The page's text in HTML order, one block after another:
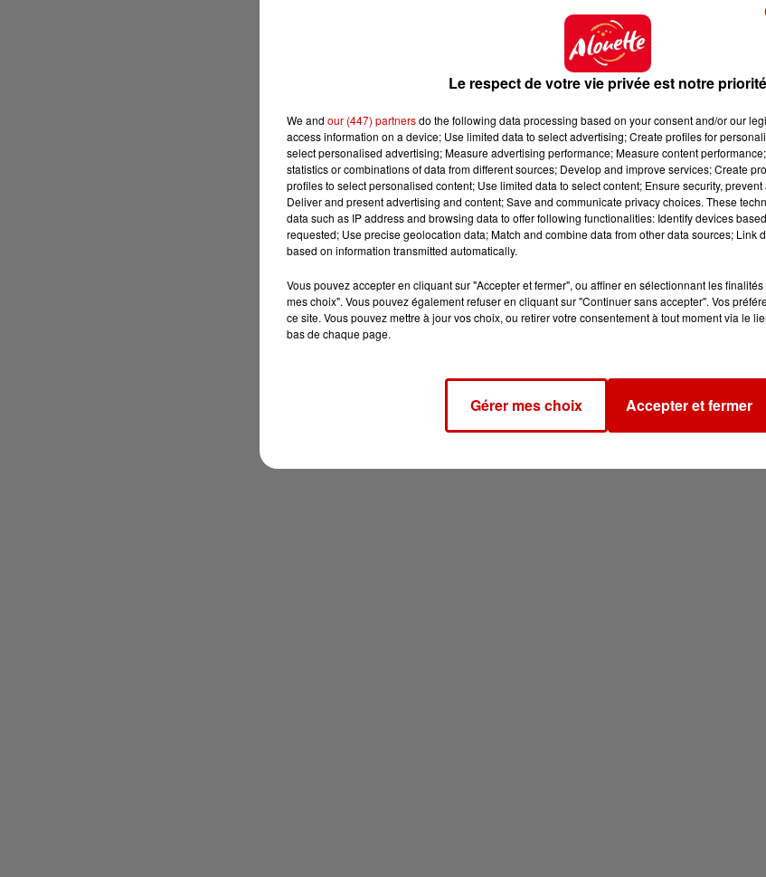
Le respect de votre vie privée est notre priorité
We and our (447) partnersdo the following data processing based on your consent and/or our
access information on a device; Use limited data to select advertising; Create profiles for
select personalised advertising; Measure advertising performance; Measure content
statistics or combinations of data from different sources; Develop and improve services; Create
profiles to select personalised content; Use limited data to select content; Ensure security,
Deliver and present advertising and content; Save and communicate privacy choices. These
data such as IP address and browsing data to offer following functionalities: Identify devices
requested; Use precise geolocation data; Match and combine data from other data sources; Link
based on information transmitted automatically.
Vous pouvez accepter en cliquant sur "Accepter et fermer", ou affiner en sélectionnant les
mes choix". Vous pouvez également refuser en cliquant sur "Continuer sans accepter". Vos
ce site. Vous pouvez mettre à jour vos choix, ou retirer votre consentement à tout moment via le
bas de chaque page.
Gérer mes choix Accepter et fermer